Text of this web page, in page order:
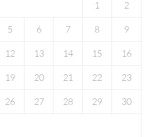
1 2
5 6 7 8 9
12 13 14 15 16
19 20 21 22 23
26 27 28 29 30